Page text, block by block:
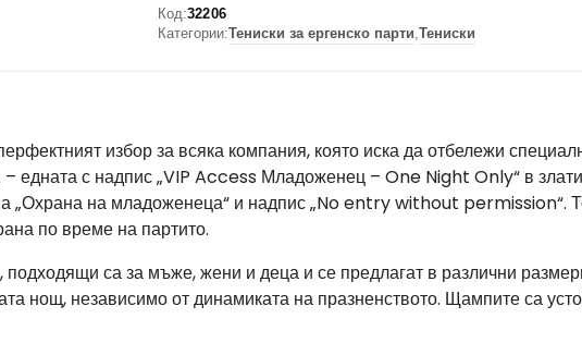
Код:32206
Категории:Тениски за ергенско парти Тениски
избор за всяка компания, която иска да отбележи
– едната с надпис „VIP Access Младоженец – One Night Only“ в
„Охрана на младоженеца“ и надпис „No entry without permission“.
по време на партито.
подходящи са за мъже, жени и деца и се предлагат в различни
нощ, независимо от динамиката на празненството. Щампите са